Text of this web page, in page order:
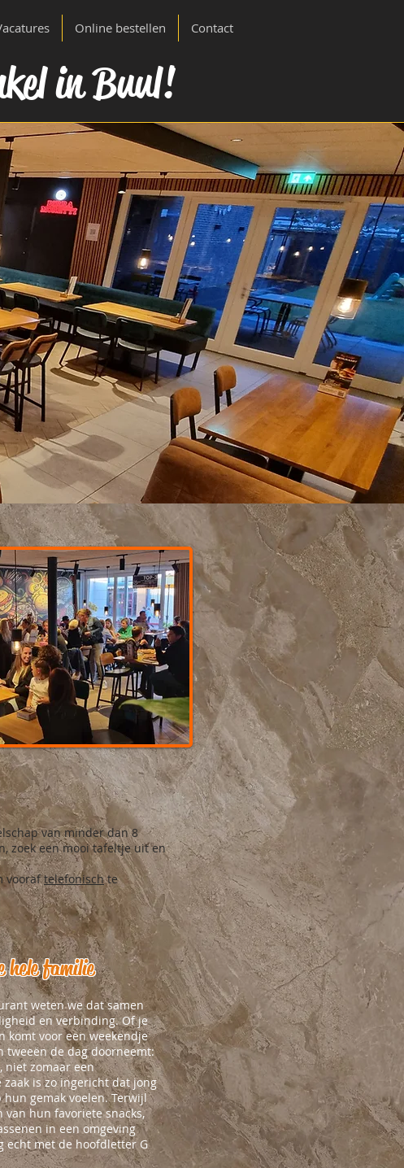
Online bestellen Contact
in Buul!
van minder dan 8
zoek een mooi tafeltje uit en
vooraftelefonischte
hele familie
weten we dat samen
en verbinding. Of je
komt voor een weekendje
tweeën de dag doorneemt:
niet zomaar een
is zo ingericht dat jong
gemak voelen. Terwijl
hun favoriete snacks,
in een omgeving
echt met de hoofdletter G